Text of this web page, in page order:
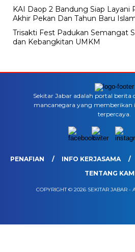
KAI Daop 2 Bandung Siap Layani
Akhir Pekan Dan Tahun Baru
Trisakti Fest Padukan Semangat
dan Kebangkitan UMKM
Sekitar Jabar adalah portal berita
mancanegara yang memberikan
terpercaya.
PENAFIAN INFO KERJASAMA
TENTANG
COPYRIGHT © 2026 SEKITAR JABAR -